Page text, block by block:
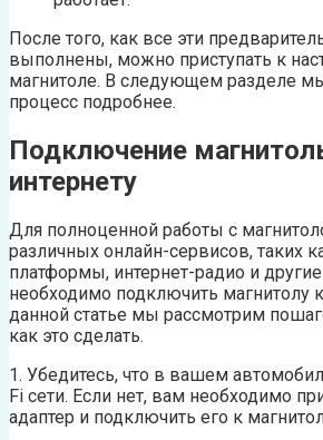
После того, как все эти
выполнены, можно приступать к
магнитоле. В следующем разделе
процесс подробнее.
Подключение
интернету
Для полноценной работы с
различных онлайн-сервисов, таких
платформы, интернет-радио и
необходимо подключить магнитолу
данной статье мы рассмотрим
как это сделать.
1. Убедитесь, что в вашем
Fi сети. Если нет, вам необходимо
адаптер и подключить его к